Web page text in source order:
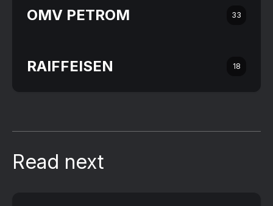
OMV PETROM 33
RAIFFEISEN 18
Read next